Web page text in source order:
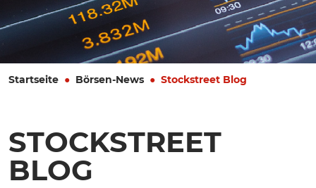
Startseite Börsen-News Stockstreet Blog
STOCKSTREET
BLOG